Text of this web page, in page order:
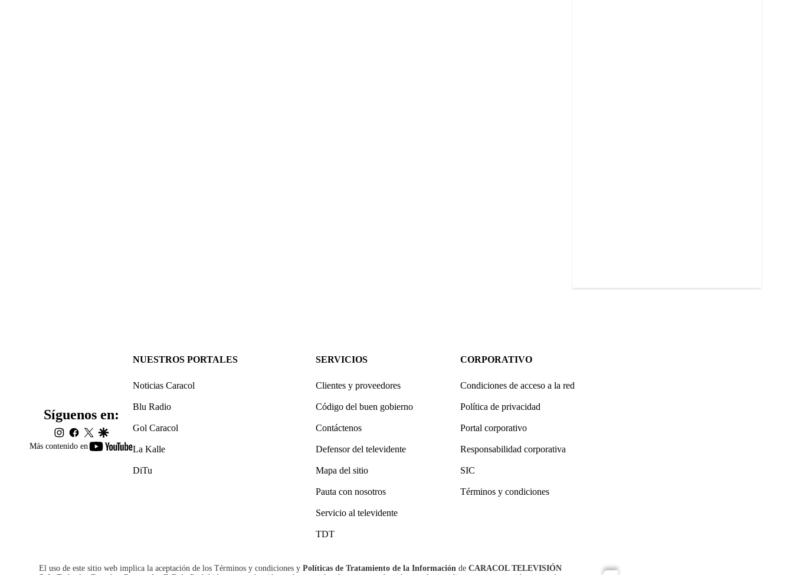
Más contenido en
youtube-
Síguenos en:
instagram
facebook
twittergoogle
NUESTROS PORTALES
Noticias Caracol
Blu Radio
Gol Caracol
La Kalle
DiTu
SERVICIOS
Clientes y proveedores
Código del buen gobierno
Contáctenos
Defensor del televidente
Mapa del sitio
Pauta con nosotros
Servicio al televidente
TDT
CORPORATIVO
Condiciones de acceso a la red
Política de privacidad
Portal corporativo
Responsabilidad corporativa
SIC
Términos y condiciones
El uso de este sitio web implica la aceptación de los Términos y condiciones y Políticas de Tratamiento de la Información de CARACOL TELEVISIÓN